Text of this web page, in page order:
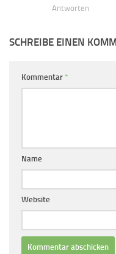
Antworten
SCHREIBE EINEN
Kommentar *
Name
Website